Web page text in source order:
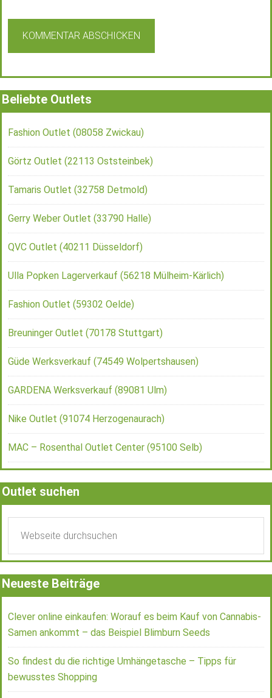
Beliebte Outlets
Fashion Outlet (08058 Zwickau)
Görtz Outlet (22113 Oststeinbek)
Tamaris Outlet (32758 Detmold)
Gerry Weber Outlet (33790 Halle)
QVC Outlet (40211 Düsseldorf)
Ulla Popken Lagerverkauf (56218 Mülheim-Kärlich)
Fashion Outlet (59302 Oelde)
Breuninger Outlet (70178 Stuttgart)
Güde Werksverkauf (74549 Wolpertshausen)
GARDENA Werksverkauf (89081 Ulm)
Nike Outlet (91074 Herzogenaurach)
MAC – Rosenthal Outlet Center (95100 Selb)
Outlet suchen
Neueste Beiträge
Clever online einkaufen: Worauf es beim Kauf von Cannabis-
Samen ankommt – das Beispiel Blimburn Seeds
So findest du die richtige Umhängetasche – Tipps für
bewusstes Shopping